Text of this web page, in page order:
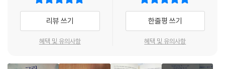
워가는 데 보다 현실적인 도움이 될 것이다.
모든 성취의 근간 ‘그릿’을 이루는 세 가지 마음근력
-자기조절력, 대인관계력, 자기동기력
그렇다면 모든 성취의 근간인 그릿은 어떻게 향상시킬 수 있을까? 어떻게
리뷰 쓰기
혜택 및 유의사항
한줄평 쓰기
혜택 및 유의사항